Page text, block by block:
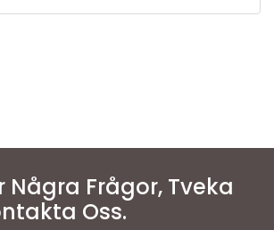
Några Frågor, Tveka
Oss.